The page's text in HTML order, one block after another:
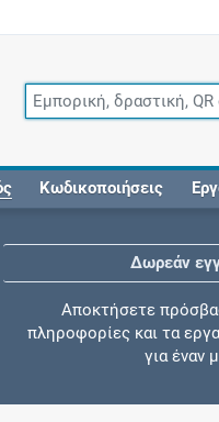
Κωδικοποιήσεις
Δωρεάν
Αποκτήσετε
πληροφορίες και τα
για έναν